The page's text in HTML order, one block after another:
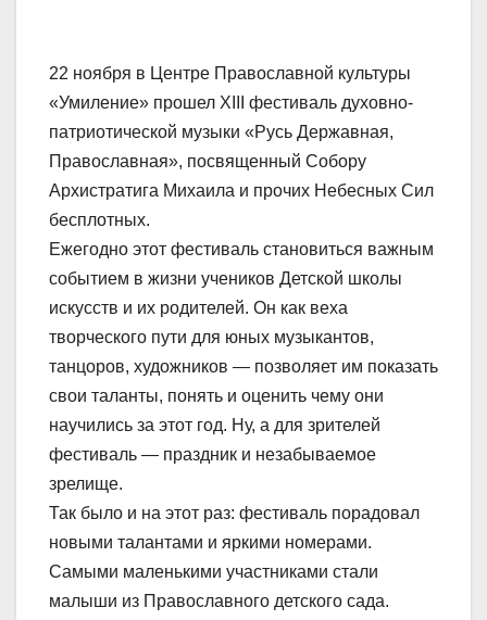
22 ноября в Центре Православной культуры
«Умиление» прошел ХIII фестиваль духовно-
патриотической музыки «Русь Державная,
Православная», посвященный Собору
Архистратига Михаила и прочих Небесных Сил
бесплотных.
Ежегодно этот фестиваль становиться важным
событием в жизни учеников Детской школы
искусств и их родителей. Он как веха
творческого пути для юных музыкантов,
танцоров, художников — позволяет им показать
свои таланты, понять и оценить чему они
научились за этот год. Ну, а для зрителей
фестиваль — праздник и незабываемое
зрелище.
Так было и на этот раз: фестиваль порадовал
новыми талантами и яркими номерами.
Самыми маленькими участниками стали
малыши из Православного детского сада.